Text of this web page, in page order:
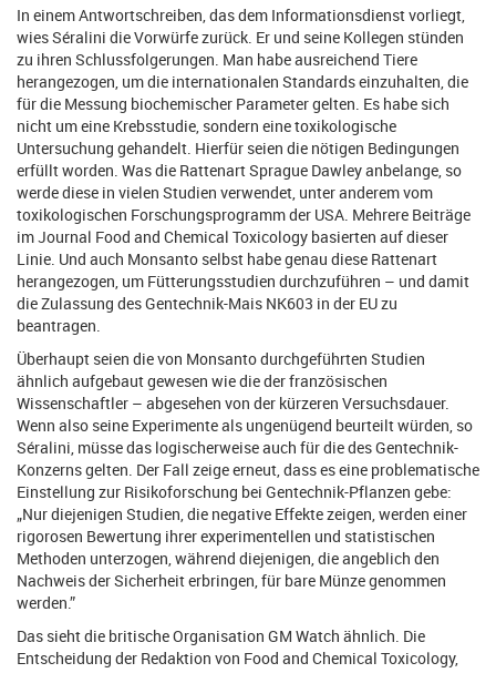
In einem Antwortschreiben, das dem Informationsdienst vorliegt,
wies Séralini die Vorwürfe zurück. Er und seine Kollegen stünden
zu ihren Schlussfolgerungen. Man habe ausreichend Tiere
herangezogen, um die internationalen Standards einzuhalten, die
für die Messung biochemischer Parameter gelten. Es habe sich
nicht um eine Krebsstudie, sondern eine toxikologische
Untersuchung gehandelt. Hierfür seien die nötigen Bedingungen
erfüllt worden. Was die Rattenart Sprague Dawley anbelange, so
werde diese in vielen Studien verwendet, unter anderem vom
toxikologischen Forschungsprogramm der USA. Mehrere Beiträge
im Journal Food and Chemical Toxicology basierten auf dieser
Linie. Und auch Monsanto selbst habe genau diese Rattenart
herangezogen, um Fütterungsstudien durchzuführen – und damit
die Zulassung des Gentechnik-Mais NK603 in der EU zu
beantragen.
Überhaupt seien die von Monsanto durchgeführten Studien
ähnlich aufgebaut gewesen wie die der französischen
Wissenschaftler – abgesehen von der kürzeren Versuchsdauer.
Wenn also seine Experimente als ungenügend beurteilt würden, so
Séralini, müsse das logischerweise auch für die des Gentechnik-
Konzerns gelten. Der Fall zeige erneut, dass es eine problematische
Einstellung zur Risikoforschung bei Gentechnik-Pflanzen gebe:
„Nur diejenigen Studien, die negative Effekte zeigen, werden einer
rigorosen Bewertung ihrer experimentellen und statistischen
Methoden unterzogen, während diejenigen, die angeblich den
Nachweis der Sicherheit erbringen, für bare Münze genommen
werden.”
Das sieht die britische Organisation GM Watch ähnlich. Die
Entscheidung der Redaktion von Food and Chemical Toxicology,